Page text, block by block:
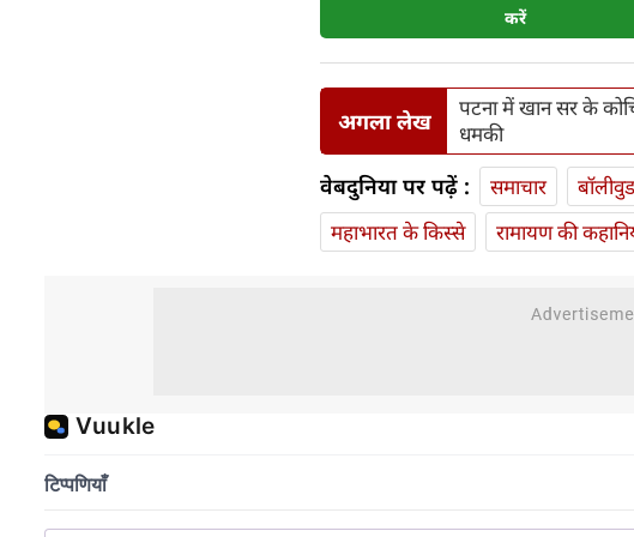
करें
अगला लेख
पटना में खान सर के
धमकी
वेबदुनिया पर पढ़ें : समाचार बॉलीवुड
महाभारत के किस्से
रामायण की